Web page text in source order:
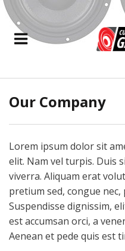
Our Company
Lorem ipsum dolor sit
elit. Nam vel turpis. Duis
viverra. Aliquam erat
pretium sed, congue
Suspendisse dignissim,
est accumsan orci, a
Aenean et pede quis est